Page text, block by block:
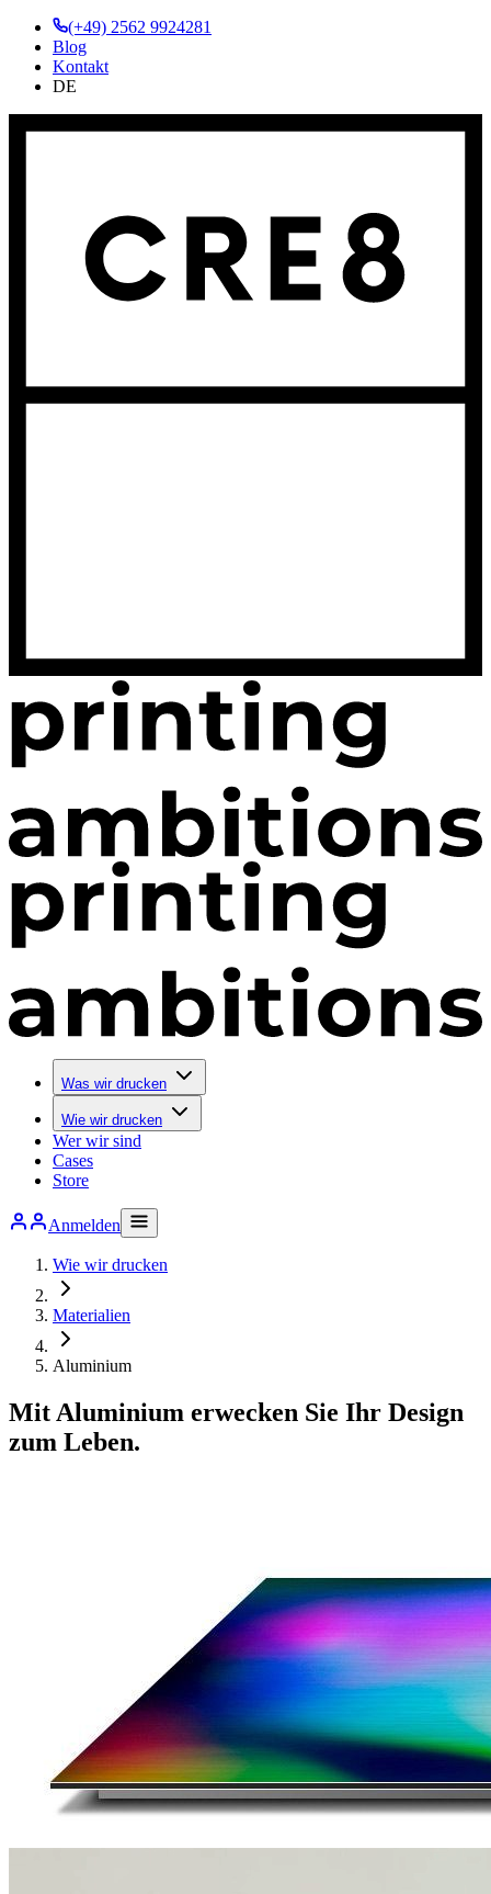
(+49) 2562 9924281
Blog
Kontakt
DE
Was wir drucken
Wie wir drucken
Wer wir sind
Cases
Store
Anmelden
Wie wir drucken
Materialien
Aluminium
Mit Aluminium erwecken Sie Ihr Design
zum Leben.